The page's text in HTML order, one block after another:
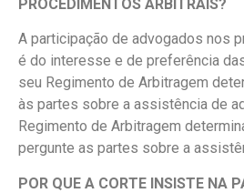
PROCEDIMENTOS ARBITRAIS?
A participação de advogados nos
é do interesse e de preferência
seu Regimento de Arbitragem
às partes sobre a assistência de
Regimento de Arbitragem
pergunte as partes sobre a
POR QUE A CORTE INSISTE NA